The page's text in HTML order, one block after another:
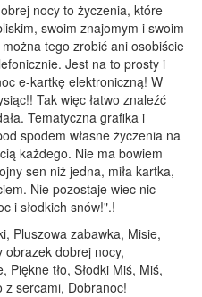
nocy to życzenia, które
swoim znajomym i swoim
tego zrobić ani osobiście
Jest na to prosty i
e-kartkę elektroniczną! W
Tak więc łatwo znaleźć
Tematyczna grafika i
spodem własne życzenia na
każdego. Nie ma bowiem
sen niż jedna, miła kartka,
Nie pozostaje wiec nic
i słodkich snów!".!
Pluszowa zabawka, Misie,
dobrej nocy,
tło, Słodki Miś, Miś,
z sercami, Dobranoc!